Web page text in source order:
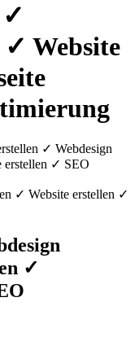
✓
✓ Website
✓ Webdesign
erstellen ✓ SEO
✓